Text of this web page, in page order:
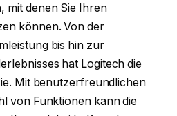
mit denen Sie Ihren
können. Von der
bis hin zur
hat Logitech die
Mit benutzerfreundlichen
von Funktionen kann die